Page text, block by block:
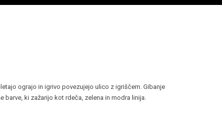
ograjo in igrivo povezujejo ulico z igriščem. Gibanje
ki zažarijo kot rdeča, zelena in modra linija.